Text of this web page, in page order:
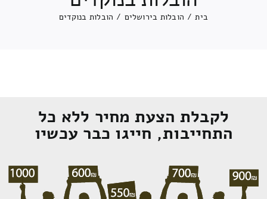
בית / הובלות בירושלים / הובלות בנוקדים
לקבלת הצעת מחיר ללא כל
התחייבות, חייגו כבר עכשיו